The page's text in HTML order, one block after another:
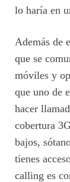
lo haría en
Además de
que se
móviles y
que uno de
hacer
cobertura
bajos,
tienes
calling es